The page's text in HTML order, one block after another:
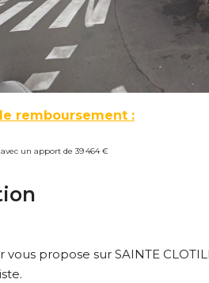
remboursement :
un apport de 39 464 €
vous propose sur SAINTE